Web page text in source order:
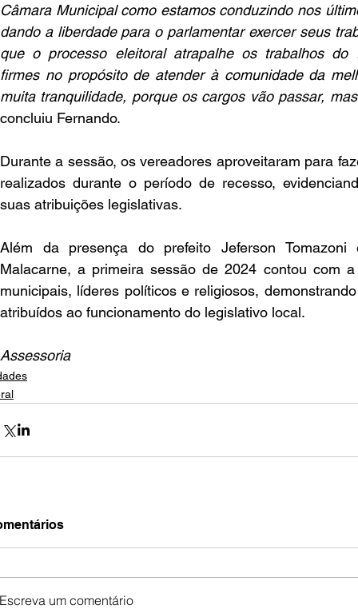
Câmara Municipal como estamos conduzindo nos
dando a liberdade para o parlamentar exercer seus
que o processo eleitoral atrapalhe os trabalhos do
firmes no propósito de atender à comunidade da
muita tranquilidade, porque os cargos vão passar,
concluiu Fernando.
Durante a sessão, os vereadores aproveitaram para
realizados durante o período de recesso,
suas atribuições legislativas.
Além da presença do prefeito Jeferson Tomazoni
Malacarne, a primeira sessão de 2024 contou com
municipais, líderes políticos e religiosos,
atribuídos ao funcionamento do legislativo local.
Assessoria
Escreva um comentário